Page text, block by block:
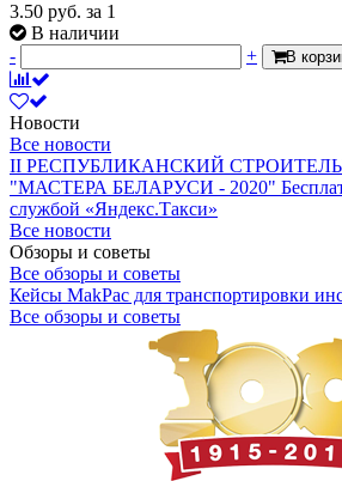
3.50 руб. за 1
В наличии
-
+ В
Новости
Все новости
II РЕСПУБЛИКАНСКИЙ
"МАСТЕРА БЕЛАРУСИ - 2020"
службой «Яндекс.Такси»
Все новости
Обзоры и советы
Все обзоры и советы
Кейсы MakPac для транспортировки
Все обзоры и советы